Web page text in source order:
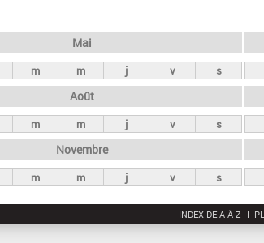
Mai
m m j v s
Août
m m j v s
Novembre
m m j v s
INDEX DE A À Z